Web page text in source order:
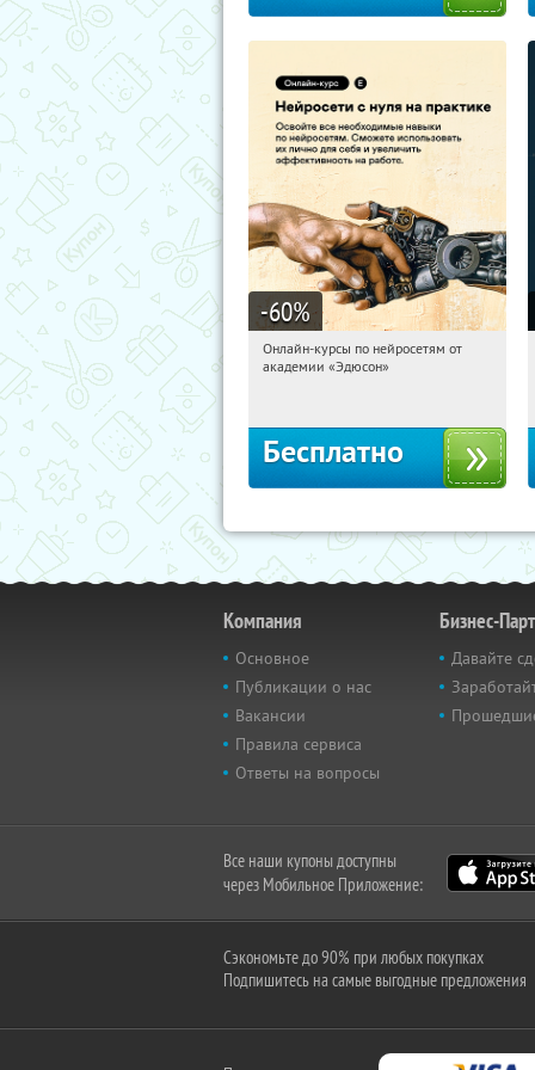
-60%
21:52:20 Получили:
Онлайн-курсы по нейросетям от
академии «Эдюсон»
Бесплатно
Компания
Основное
Публикации о нас
Вакансии
Правила сервиса
Ответы на вопросы
Бизнес-
Давайте
Все наши купоны доступны
через Мобильное Приложение:
Сэкономьте до 90% при любых покупках
Подпишитесь на самые выгодные предложения